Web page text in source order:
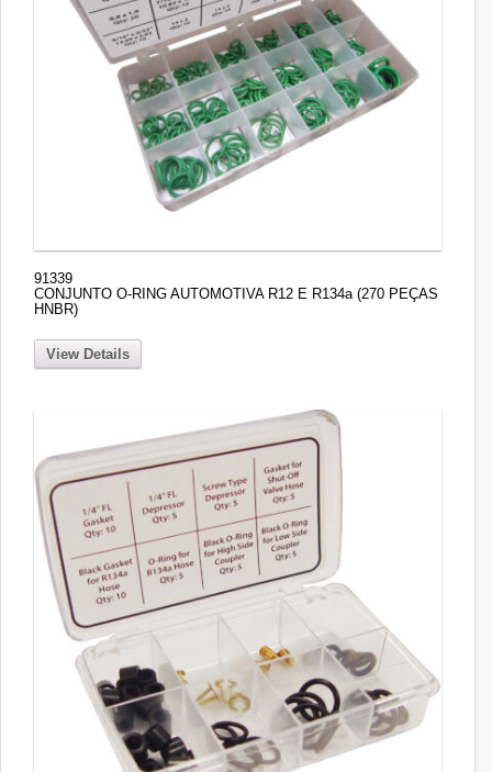
91339
CONJUNTO O-RING AUTOMOTIVA R12 E R134a (270 PEÇAS
HNBR)
View Details